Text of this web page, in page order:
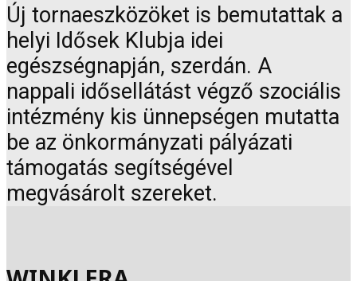
Új tornaeszközöket is bemutattak a
helyi Idősek Klubja idei
egészségnapján, szerdán. A
nappali idősellátást végző szociális
intézmény kis ünnepségen mutatta
be az önkormányzati pályázati
támogatás segítségével
megvásárolt szereket.